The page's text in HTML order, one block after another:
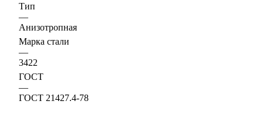
Тип
—
Анизотропная
Марка стали
—
3422
ГОСТ
—
ГОСТ 21427.4-78